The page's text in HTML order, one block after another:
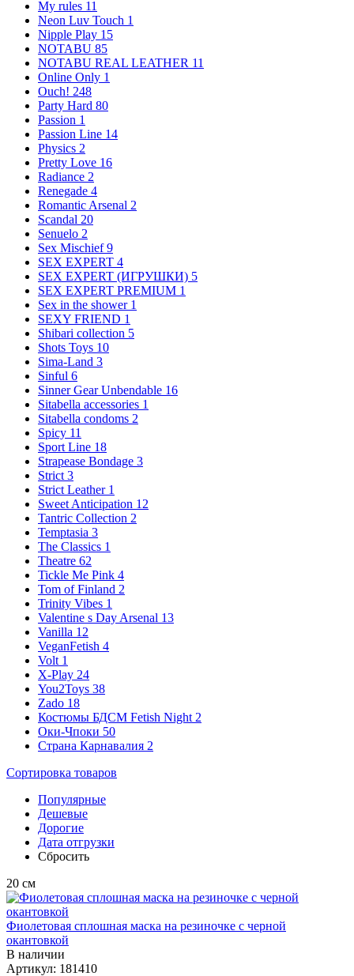
My rules 11
Neon Luv Touch 1
Nipple Play 15
NOTABU 85
NOTABU REAL LEATHER 11
Online Only 1
Ouch! 248
Party Hard 80
Passion 1
Passion Line 14
Physics 2
Pretty Love 16
Radiance 2
Renegade 4
Romantic Arsenal 2
Scandal 20
Senuelo 2
Sex Mischief 9
SEX EXPERT 4
SEX EXPERT (ИГРУШКИ) 5
SEX EXPERT PREMIUM 1
Sex in the shower 1
SEXY FRIEND 1
Shibari сollection 5
Shots Toys 10
Sima-Land 3
Sinful 6
Sinner Gear Unbendable 16
Sitabella accessories 1
Sitabella condoms 2
Spicy 11
Sport Line 18
Strapease Bondage 3
Strict 3
Strict Leather 1
Sweet Anticipation 12
Tantric Collection 2
Temptasia 3
The Classics 1
Theatre 62
Tickle Me Pink 4
Tom of Finland 2
Trinity Vibes 1
Valentine s Day Arsenal 13
Vanilla 12
VeganFetish 4
Volt 1
X-Play 24
You2Toys 38
Zado 18
Костюмы БДСМ Fetish Night 2
Оки-Чпоки 50
Страна Карнавалия 2
Сортировка товаров
Популярные
Дешевые
Дорогие
Дата отгрузки
Сбросить
20 см
Фиолетовая сплошная маска на резиночке с черной
окантовкой
В наличии
Артикул: 181410